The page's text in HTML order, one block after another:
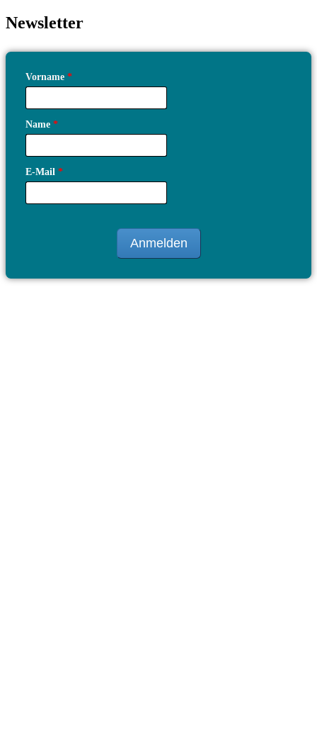
Newsletter
Vorname *
Name *
E-Mail *
Anmelden